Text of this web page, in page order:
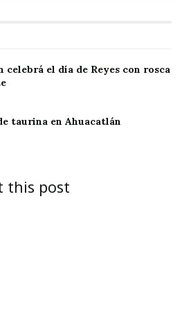
comisionado a
de
celebrá el día de Reyes con rosca
taurina en Ahuacatlán
this post